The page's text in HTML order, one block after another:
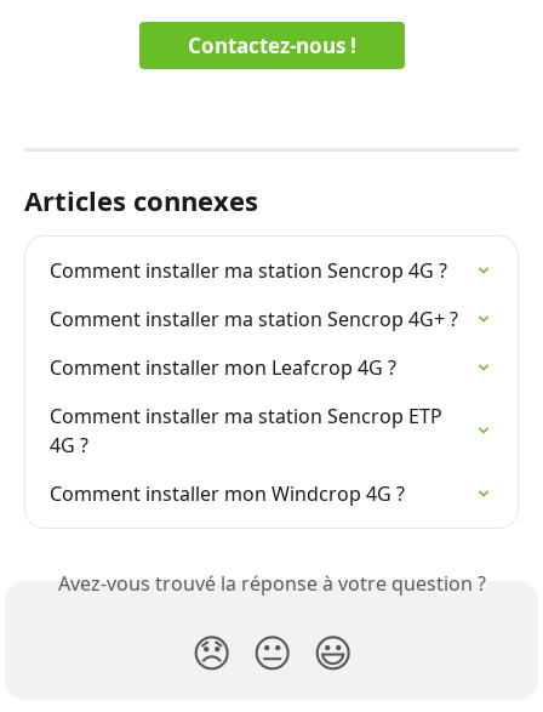
Contactez-nous !
Articles connexes
Comment installer ma station Sencrop 4G ?
Comment installer ma station Sencrop 4G+ ?
Comment installer mon Leafcrop 4G ?
Comment installer ma station Sencrop ETP
4G ?
Comment installer mon Windcrop 4G ?
Avez-vous trouvé la réponse à votre question ?
😞 😐 😃